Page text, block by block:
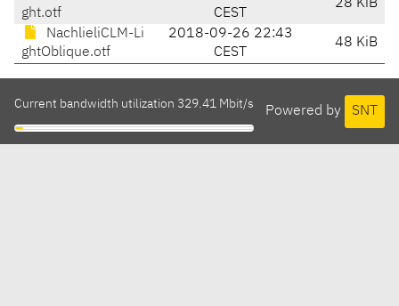
ght.otf
CEST
28 KiB
NachlieliCLM-Li
ghtOblique.otf
2018-09-26 22:43
CEST
48 KiB
Powered by SNT
Current bandwidth utilization 329.41 Mbit/s